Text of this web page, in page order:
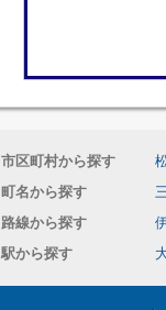
市区町村から探す
町名から探す
路線から探す
駅から探す